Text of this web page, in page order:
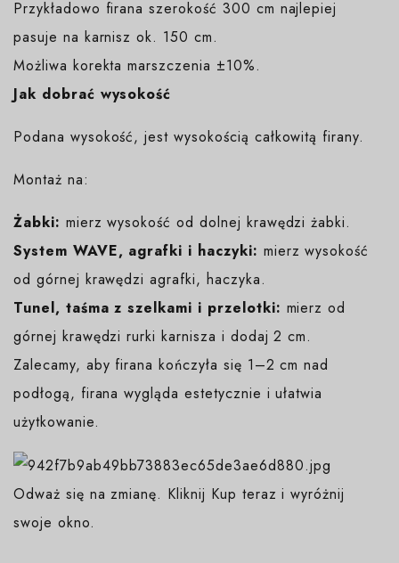
Przykładowo firana szerokość 300 cm najlepiej
pasuje na karnisz ok. 150 cm.
Możliwa korekta marszczenia ±10%.
Jak dobrać wysokość
Podana wysokość, jest wysokością całkowitą firany.
Montaż na:
Żabki: mierz wysokość od dolnej krawędzi żabki.
System WAVE, agrafki i haczyki: mierz wysokość
od górnej krawędzi agrafki, haczyka.
Tunel, taśma z szelkami i przelotki: mierz od
górnej krawędzi rurki karnisza i dodaj 2 cm.
Zalecamy, aby firana kończyła się 1–2 cm nad
podłogą, firana wygląda estetycznie i ułatwia
użytkowanie.
Odważ się na zmianę. Kliknij Kup teraz i wyróżnij
swoje okno.